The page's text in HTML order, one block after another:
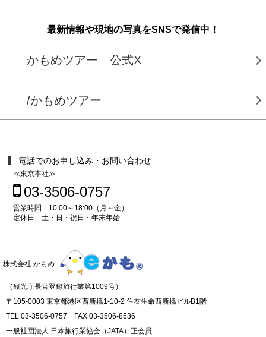
最新情報や現地の写真をSNSで発信中！
かもめツアー 公式X
/かもめツアー
電話でのお申し込み・お問い合わせ
≪東京本社≫
03-3506-0757
営業時間 10:00～18:00（月～金）
定休日 土・日・祝日・年末年始
株式会社 かもめ
（観光庁長官登録旅行業第1009号）
〒105-0003 東京都港区西新橋1-10-2 住友生命西新橋ビルB1階
TEL 03-3506-0757 FAX 03-3506-8536
一般社団法人 日本旅行業協会（JATA）正会員